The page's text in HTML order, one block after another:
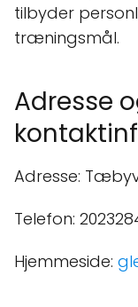
tilbyder
træningsmål.
Adresse
Adresse:
Telefon:
Hjemmeside: